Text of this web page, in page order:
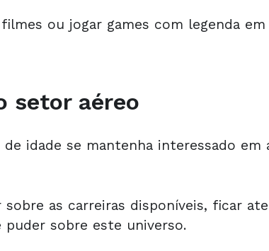
ou jogar games com legenda
setor aéreo
idade se mantenha interessado em
as carreiras disponíveis, ficar
sobre este universo.